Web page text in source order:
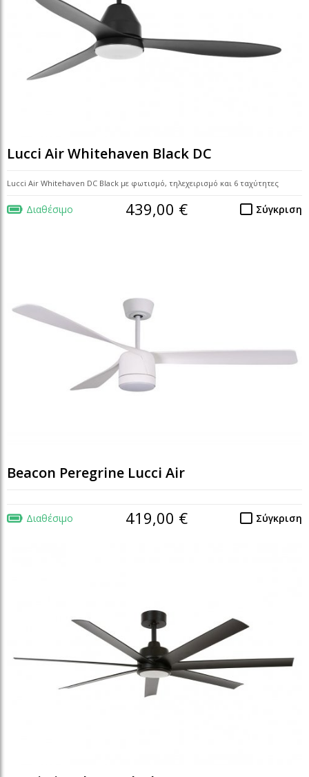
Lucci Air Whitehaven Black DC
Lucci Air Whitehaven DC Black με φωτισμό, τηλεχειρισμό και 6 ταχύτητες
Διαθέσιμο Σύγκριση
439,00 €
Beacon Peregrine Lucci Air
Διαθέσιμο Σύγκριση
419,00 €